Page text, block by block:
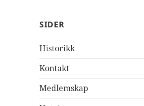
SIDER
Historikk
Kontakt
Medlemskap